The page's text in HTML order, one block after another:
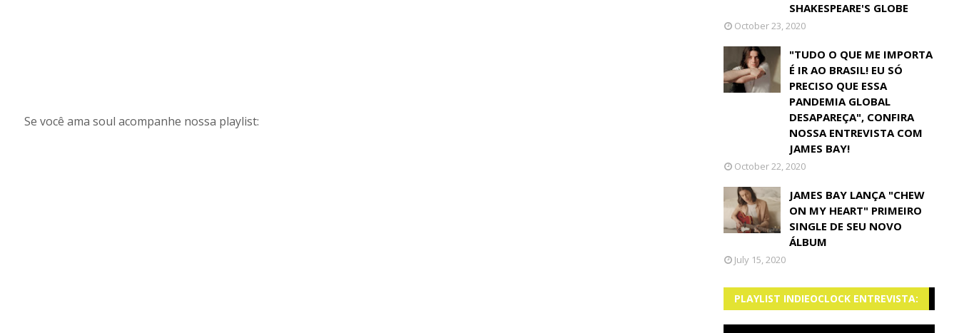
Se você ama soul acompanhe nossa playlist:
SHAKESPEARE'S GLOBE
October 23, 2020
"TUDO O QUE ME IMPORTA
É IR AO BRASIL! EU SÓ
PRECISO QUE ESSA
PANDEMIA GLOBAL
DESAPAREÇA", CONFIRA
NOSSA ENTREVISTA COM
JAMES BAY!
October 22, 2020
JAMES BAY LANÇA "CHEW
ON MY HEART" PRIMEIRO
SINGLE DE SEU NOVO
ÁLBUM
July 15, 2020
PLAYLIST INDIEOCLOCK ENTREVISTA: